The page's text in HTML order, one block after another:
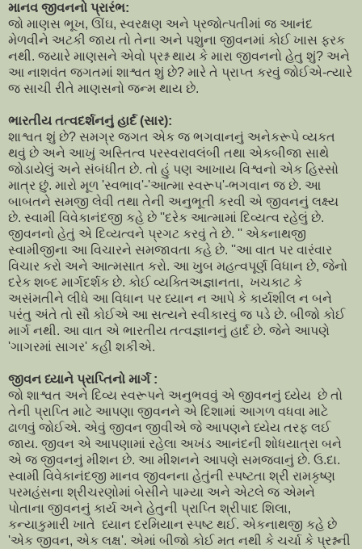
માનવ જીવનનો પ્રારંભ:
જો માણસ ભૂખ, ઊંઘ, સ્વરક્ષણ અને પ્રજોત્પતીમાં જ આનંદ
મેળવીને અટકી જાય તો તેના અને પશુના જીવનમાં કોઈ ખાસ ફરક
નથી. જયારે માણસને એવો પ્રશ્ન થાય કે મારા જીવનનો હેતુ શું? અને
આ નાશવંત જગતમાં શાશ્વત શું છે? મારે તે પ્રાપ્ત કરવું જોઈએ-ત્યારે
જ સાચી રીતે માણસનો જન્મ થાય છે.
ભારતીય તત્વદર્શનનું હાર્દ (સાર):
શાશ્વત શું છે? સમગ્ર જગત એક જ ભગવાનનું અનેકરૂપે વ્યકત
થવું છે અને આખું અસ્તિત્વ પરસ્વરાવલંબી તથા એકબીજા સાથે
જોડાયેલું અને સંબંધીત છે. તો હું પણ આખાય વિશ્વનો એક હિસ્સો
માત્ર છું. મારો મૂળ 'સ્વભાવ'-'આત્મા સ્વરૂપ'-ભગવાન જ છે. આ
બાબતને સમજી લેવી તથા તેની અનુભૂતી કરવી એ જીવનનું લક્ષ્ય
છે. સ્વામી વિવેકાનંદજી કહે છે ''દરેક આત્મામાં દિવ્યત્વ રહેલું છે.
જીવનનો હેતું એ દિવ્યત્વને પ્રગટ કરવું તે છે. '' એકનાથજી
સ્વામીજીના આ વિચારને સમજાવતા કહે છે. ''આ વાત પર વારંવાર
વિચાર કરો અને આત્મસાત કરો. આ ખુબ મહત્વપૂર્ણ વિધાન છે, જેનો
દરેક શબ્દ માર્ગદર્શક છે. કોઈ વ્યક્તિઅજ્ઞાનતા, ખચકાટ કે
અસંમતીને લીધે આ વિધાન પર ધ્યાન ન આપે કે કાર્યશીલ ન બને
પરંતુ અંતે તો સૌ કોઈએ આ સત્યને સ્વીકારવું જ પડે છે. બીજો કોઈ
માર્ગ નથી. આ વાત એ ભારતીય તત્વજ્ઞાનનું હાર્દ છે. જેને આપણે
'ગાગરમાં સાગર' કહી શકીએ.
જીવન ધ્યાને પ્રાપ્તિનો માર્ગ :
જો શાશ્વત અને દિવ્ય સ્વરૂપને અનુભવવું એ જીવનનું ધ્યેય છે તો
તેની પ્રાપ્તિ માટે આપણા જીવનને એ દિશામાં આગળ વધવા માટે
ઢાળવું જોઈએ. એવું જીવન જીવીએ જે આપણને ધ્યેય તરફ લઈ
જાય. જીવન એ આપણામાં રહેલા અખંડ આનંદની શોધયાત્રા બને
એ જ જીવનનું મીશન છે. આ મીશનને આપણે સમજવાનું છે. ઉ.દા.
સ્વામી વિવેકાનંદજી માનવ જીવનના હેતુંની સ્પષ્ટતા શ્રી રામકૃષ્ણ
પરમહંસના શ્રીચરણોમાં બેસીને પામ્યા અને એટલે જ એમને
પોતાના જીવનનું કાર્ય અને હેતુની પ્રાપ્તિ શ્રીપાદ શિલા,
કન્યાકુમારી ખાતે ધ્યાન દરમિયાન સ્પષ્ટ થઈ. એકનાથજી કહે છે
'એક જીવન, એક લક્ષ'. એમાં બીજો કોઈ મત નથી કે ચર્ચા કે પ્રશ્નની